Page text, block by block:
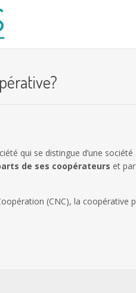
qui se distingue d’une
de ses coopérateurs et
(CNC), la